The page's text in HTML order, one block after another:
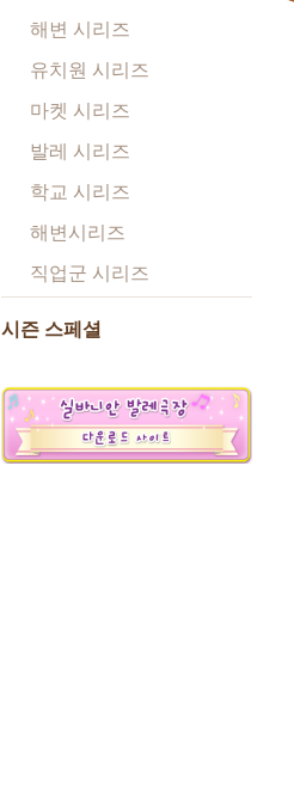
해변 시리즈
유치원 시리즈
마켓 시리즈
발레 시리즈
학교 시리즈
해변시리즈
직업군 시리즈
시즌 스페셜